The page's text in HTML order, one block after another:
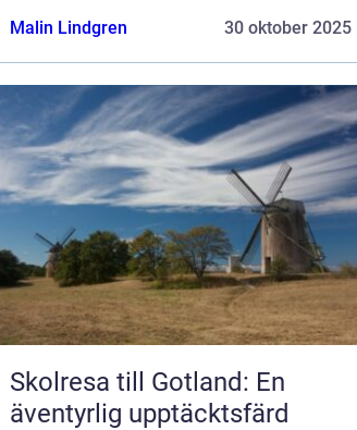
Malin Lindgren 30 oktober 2025
Skolresa till Gotland: En
äventyrlig upptäcktsfärd